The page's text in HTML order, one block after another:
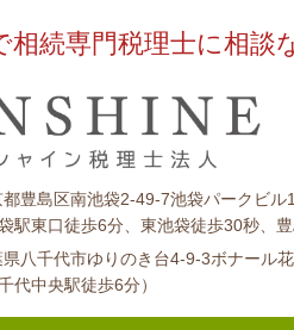
で相続専門税理士に
区南池袋2-49-7池袋パークビル1
池袋徒歩30秒、豊島区
千代市ゆりのき台4-9-3ボナール
歩6分）